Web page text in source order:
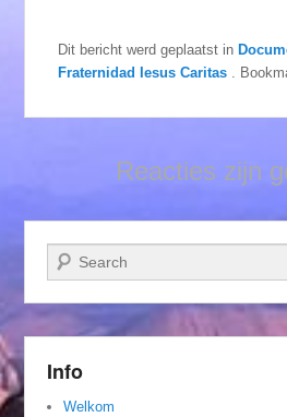
Dit bericht werd geplaatst in
Fraternidad Iesus Caritas
.
Reacties zijn
Zoeken
Info
Welkom